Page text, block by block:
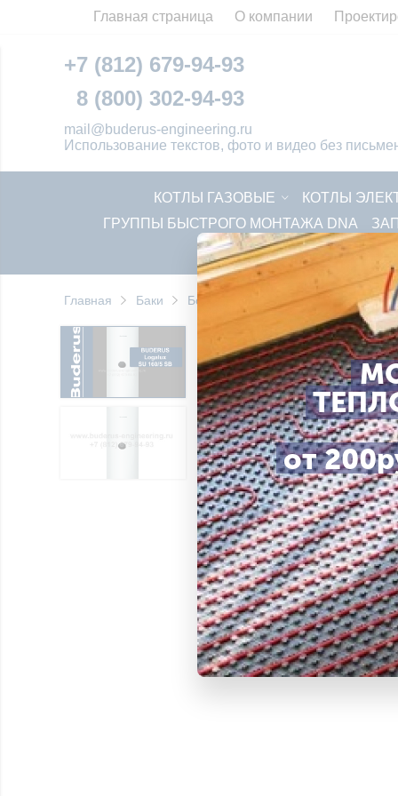
Главная страница О компании
+7 (812) 679-94-93
8 (800) 302-94-93
mail@buderus-engineering.ru
Использование текстов, фото и видео без
КОТЛЫ ГАЗОВЫЕ КОТЛЫ
ГРУППЫ БЫСТРОГО МОНТАЖА DNA
Главная Баки Бойлер Buderus SU Бойлер
от